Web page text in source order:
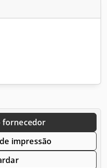
fornecedor
impressão